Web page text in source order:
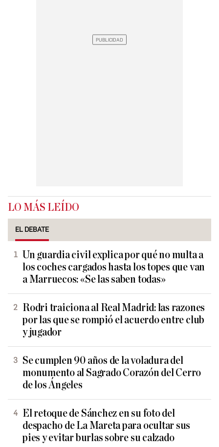
LO MÁS LEÍDO
EL DEBATE
Un guardia civil explica por qué no multa a
los coches cargados hasta los topes que van
a Marruecos: «Se las saben todas»
Rodri traiciona al Real Madrid: las razones
por las que se rompió el acuerdo entre club
y jugador
Se cumplen 90 años de la voladura del
monumento al Sagrado Corazón del Cerro
de los Ángeles
El retoque de Sánchez en su foto del
despacho de La Mareta para ocultar sus
pies y evitar burlas sobre su calzado